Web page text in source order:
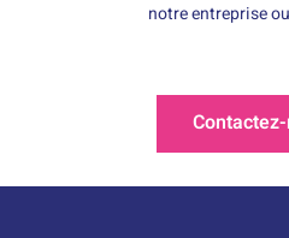
notre entreprise